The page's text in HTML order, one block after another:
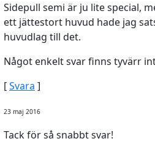
Sidepull semi är ju lite special,
ett jättestort huvud hade jag
huvudlag till det.
Något enkelt svar finns tyvärr
[Svara ]
23 maj 2016
Tack för så snabbt svar!